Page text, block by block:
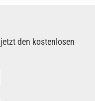
den kostenlosen